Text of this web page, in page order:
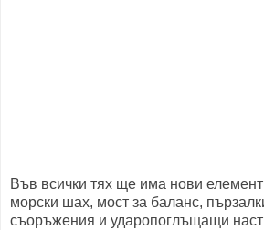
Във всички тях ще има нови
морски шах, мост за баланс,
съоръжения и ударопоглъщащи